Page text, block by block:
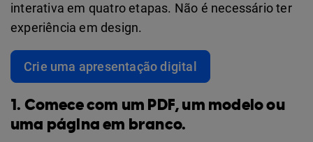
interativa em quatro etapas. Não é necessário ter
experiência em design.
Crie uma apresentação digital
1. Comece com um PDF, um modelo ou
uma página em branco.